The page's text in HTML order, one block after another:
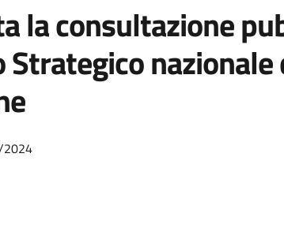
la consultazione
Strategico